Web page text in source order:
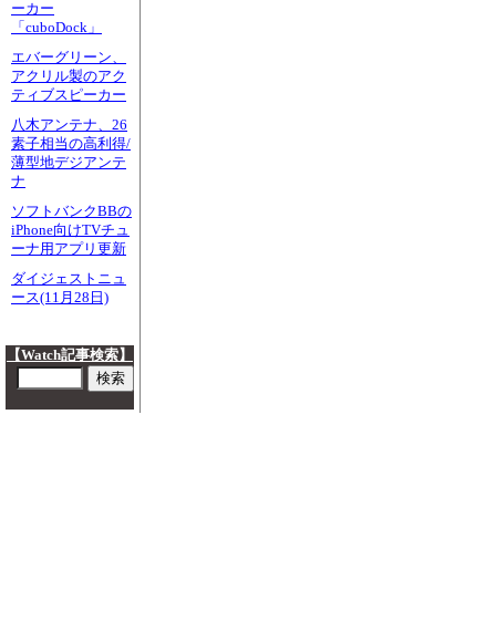
ーカー
「cuboDock」
エバーグリーン、
アクリル製のアク
ティブスピーカー
八木アンテナ、26
素子相当の高利得/
薄型地デジアンテ
ナ
ソフトバンクBBの
iPhone向けTVチュ
ーナ用アプリ更新
ダイジェストニュ
ース(11月28日)
【Watch記事検索】